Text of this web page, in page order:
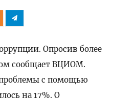
Опросив более
сообщает ВЦИОМ.
с помощью
на 17%. О